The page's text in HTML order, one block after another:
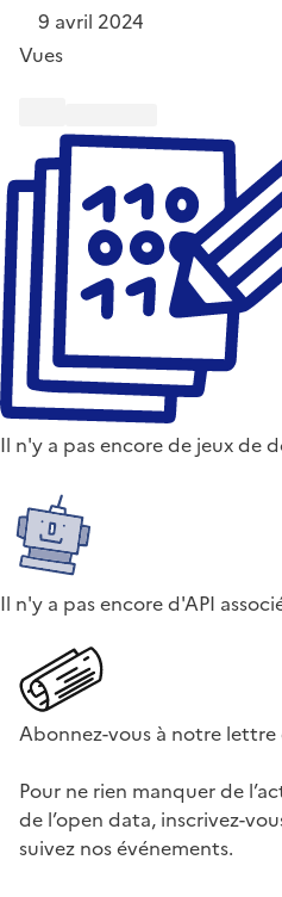
9 avril 2024
Vues
Il n'y a pas encore de jeux de
Il n'y a pas encore d'API
Abonnez-vous à notre
Pour ne rien manquer de
de l’open data, inscrivez-
suivez nos événements.